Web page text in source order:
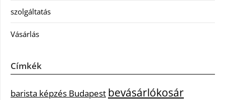
szolgáltatás
Vásárlás
Címkék
barista képzés Budapest bevásárlókosár